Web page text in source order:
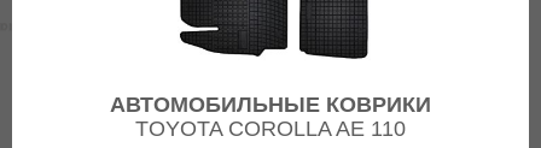
АВТОМОБИЛЬНЫЕ КОВРИКИ
TOYOTA COROLLA AE 110